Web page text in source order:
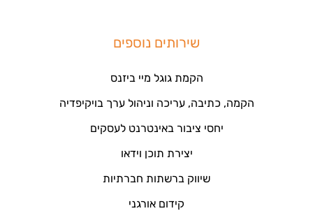
שירותים נוספים
הקמת גוגל מיי ביזנס
הקמה, כתיבה, עריכה וניהול ערך בויקיפדיה
יחסי ציבור באינטרנט לעסקים
יצירת תוכן וידאו
שיווק ברשתות חברתיות
קידום אורגני